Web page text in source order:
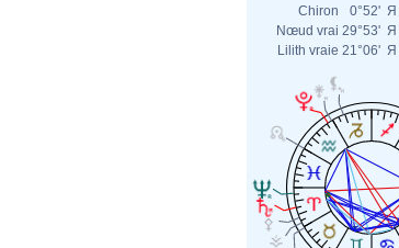
Chiron
0°52' Я
Nœud vrai 29°53' Я
Lilith vraie 21°06' Я